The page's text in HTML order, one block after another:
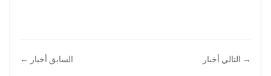
← السابق أخبار التالي أخبار →